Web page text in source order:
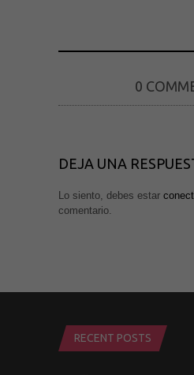
0
DEJA UNA
Lo siento, debes estar
comentario.
RECENT POSTS